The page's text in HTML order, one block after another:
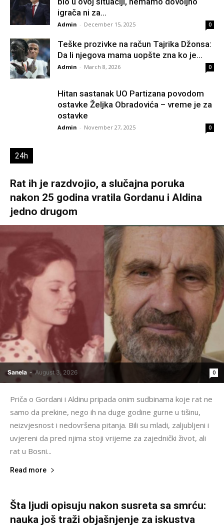
igrača ni za...
Admin - December 15, 2025 0
Teške prozivke na račun Tajrika Džonsa:
Da li njegova mama uopšte zna ko je...
Admin - March 8, 2026 0
Hitan sastanak UO Partizana povodom
ostavke Željka Obradovića – vreme je za
ostavke
Admin - November 27, 2025 0
24h
Rat ih je razdvojio, a slučajna poruka
nakon 25 godina vratila Gordanu i Aldina
jedno drugom
Sanela - August 3, 2026 0
Priča o Gordani i Aldinu pripada onim sudbinama koje rat ne
samo da prekine, nego ih na duge godine gurne u tišinu,
neizvjesnost i nedovršena pitanja. Bili su mladi, zaljubljeni i
uvjereni da pred njima stoji vrijeme za zajednički život, ali
rat u Bosni...
Read more
Šta ljudi opisuju nakon susreta sa smrću:
nauka još traži objašnjenje za iskustva